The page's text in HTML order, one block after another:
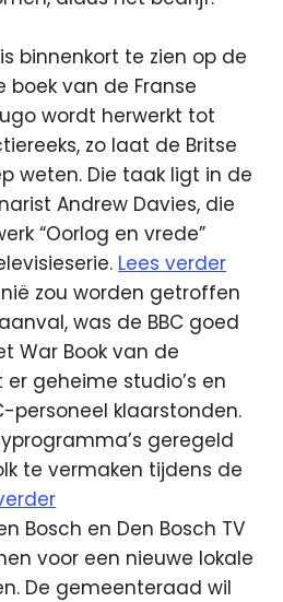
binnenkort te zien op de
boek van de Franse
wordt herwerkt tot
zo laat de Britse
weten. Die taak ligt in de
Andrew Davies, die
“Oorlog en vrede”
Lees verder
zou worden getroffen
was de BBC goed
War Book van de
geheime studio’s en
personeel klaarstonden.
geregeld
te vermaken tijdens de
Bosch en Den Bosch TV
voor een nieuwe lokale
De gemeenteraad wil